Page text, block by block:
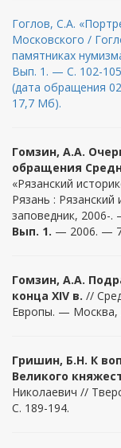
Гоглов, С.А.
Московского /
памятниках
Вып. 1. — С. 102-
(дата обращения
17,7 Мб).
Гомзин, А.А.
обращения
«Рязанский
Рязань : Рязанский
заповедник, 2006-.
Вып. 1. — 2006. —
Гомзин, А.А.
конца XIV в. //
Европы. — Москва,
Гришин, Б.Н. К
Великого
Николаевич //
С. 189-194.